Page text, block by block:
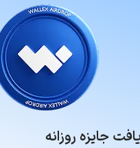
جایزه روزانه